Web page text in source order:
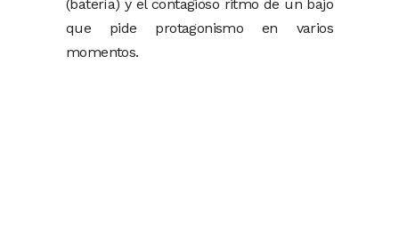
(batería) y el contagioso ritmo de un bajo
que pide protagonismo en varios
momentos.